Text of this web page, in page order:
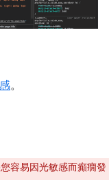
。
容易因光敏感而癲癇發